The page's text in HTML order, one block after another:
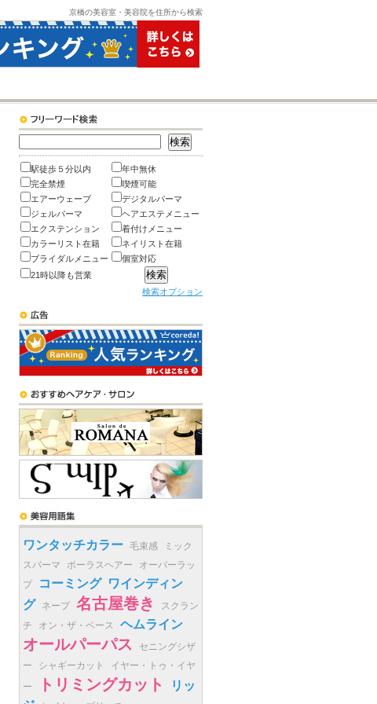
京橋の美容室・美容院を住所から検索
駅徒歩５分以内
年中無休
完全禁煙
喫煙可能
エアーウェーブ
デジタルパーマ
ジェルパーマ
ヘアエステメニュー
エクステンション
着付けメニュー
カラーリスト在籍
ネイリスト在籍
ブライダルメニュー
個室対応
21時以降も営業
検索オプション
ワンタッチカラー 毛束感
ミック
スパーマ
ポーラスヘアー
オーバーラッ
プ
コーミング ワインディン
グ
ネープ 名古屋巻き
スクラン
チ
オン・ザ・ベース ヘムライン
オールパーパス
セニングシザ
ー
シャギーカット
イヤー・トゥ・イヤ
ー
トリミングカット
リッ